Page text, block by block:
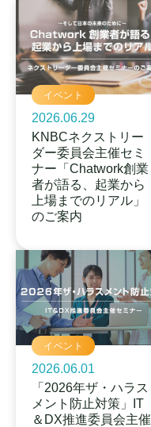
イベント
2026.06.29
KNBCネクストリー
ダー委員会主催セミ
ナー「Chatwork創業
者が語る、起業から
上場までのリアル」
のご案内
イベント
2026.06.01
「2026年ザ・ハラス
メント防止対策」IT
＆DX推進委員会主催